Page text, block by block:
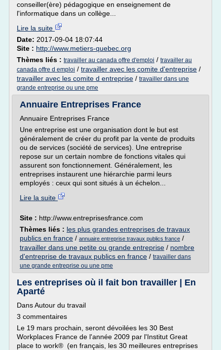
conseiller(ère) pédagogique en enseignement de
l'informatique dans un collège...
Lire la suite
Date: 2017-09-04 18:07:44
Site : http://www.metiers-quebec.org
Thèmes liés : travailler au canada offre d'emploi / travailler au
canada offre d emploi / travailler avec les comite d'entreprise /
travailler avec les comite d entreprise / travailler dans une
grande entreprise ou une pme
Annuaire Entreprises France
Annuaire Entreprises France
Une entreprise est une organisation dont le but est
généralement de créer du profit par la vente de produits
ou de services (société de services). Une entreprise
repose sur un certain nombre de fonctions vitales qui
assurent son fonctionnement. Généralement, les
entreprises instaurent une hiérarchie parmi leurs
employés : ceux qui sont situés à un échelon...
Lire la suite
Site : http://www.entreprisesfrance.com
Thèmes liés : les plus grandes entreprises de travaux
publics en france / annuaire entreprise travaux publics france /
travailler dans une petite ou grande entreprise / nombre
d'entreprise de travaux publics en france / travailler dans
une grande entreprise ou une pme
Les entreprises où il fait bon travailler | En
Aparté
Dans Autour du travail
3 commentaires
Le 19 mars prochain, seront dévoilées les 30 Best
Workplaces France de l'année 2009 par l'Institut Great
place to work® (en français, les 30 meilleures entreprises